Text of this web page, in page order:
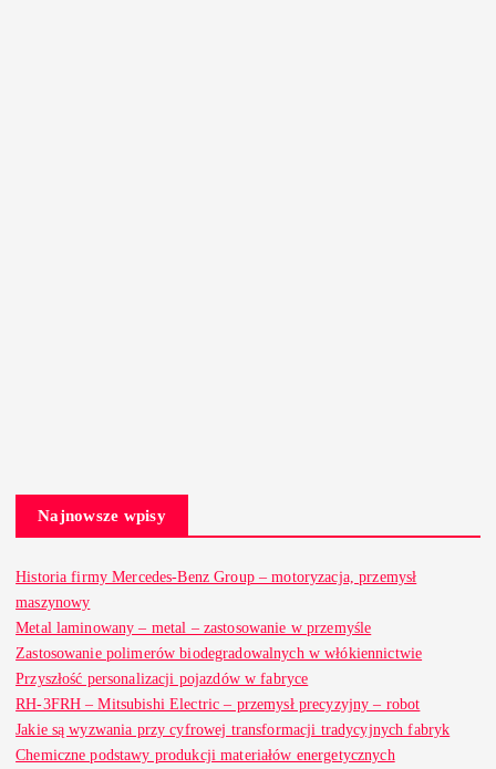
Najnowsze wpisy
Historia firmy Mercedes-Benz Group – motoryzacja, przemysł
maszynowy
Metal laminowany – metal – zastosowanie w przemyśle
Zastosowanie polimerów biodegradowalnych w włókiennictwie
Przyszłość personalizacji pojazdów w fabryce
RH-3FRH – Mitsubishi Electric – przemysł precyzyjny – robot
Jakie są wyzwania przy cyfrowej transformacji tradycyjnych fabryk
Chemiczne podstawy produkcji materiałów energetycznych